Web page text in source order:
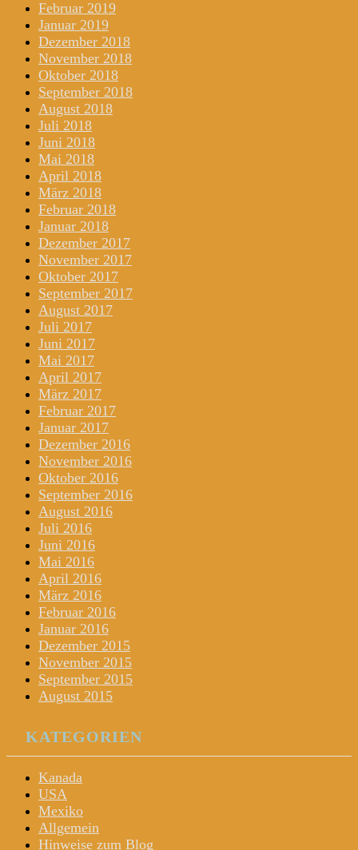
Februar 2019
Januar 2019
Dezember 2018
November 2018
Oktober 2018
September 2018
August 2018
Juli 2018
Juni 2018
Mai 2018
April 2018
März 2018
Februar 2018
Januar 2018
Dezember 2017
November 2017
Oktober 2017
September 2017
August 2017
Juli 2017
Juni 2017
Mai 2017
April 2017
März 2017
Februar 2017
Januar 2017
Dezember 2016
November 2016
Oktober 2016
September 2016
August 2016
Juli 2016
Juni 2016
Mai 2016
April 2016
März 2016
Februar 2016
Januar 2016
Dezember 2015
November 2015
September 2015
August 2015
KATEGORIEN
Kanada
USA
Mexiko
Allgemein
Hinweise zum Blog